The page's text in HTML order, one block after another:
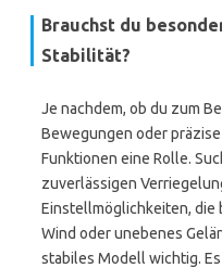
Brauchst du
Stabilität?
Je nachdem, ob du zum
Bewegungen oder
Funktionen eine Rolle.
zuverlässigen
Einstellmöglichkeiten, die
Wind oder unebenes
stabiles Modell wichtig.